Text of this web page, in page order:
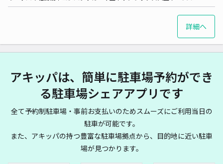
詳細へ
アキッパは、簡単に駐車場予約ができ
る駐車場シェアアプリです
全て予約制駐車場・事前お支払いのためスムーズにご利用当日の
駐車が可能です。
また、アキッパの持つ豊富な駐車場拠点から、目的地に近い駐車
場が見つかります。